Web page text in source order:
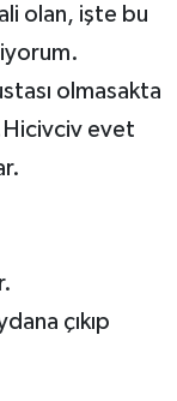
olan, işte bu
olmasakta
evet
çıkıp